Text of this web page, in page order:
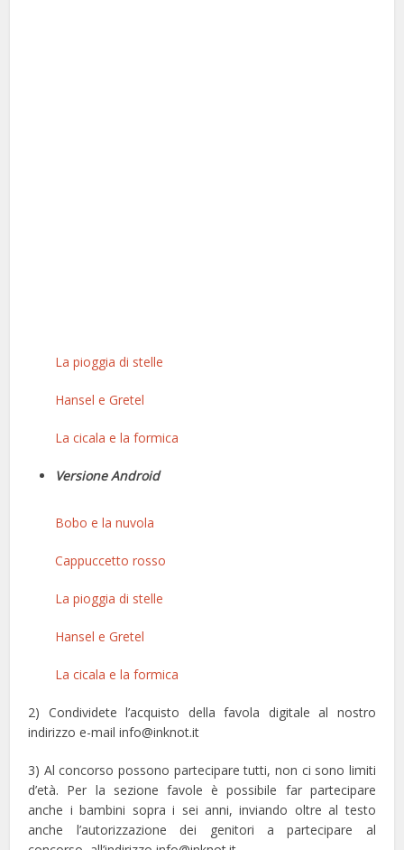
La pioggia di stelle
Hansel e Gretel
La cicala e la formica
Versione Android
Bobo e la nuvola
Cappuccetto rosso
La pioggia di stelle
Hansel e Gretel
La cicala e la formica
2) Condividete l’acquisto della favola digitale al nostro
indirizzo e-mail info@inknot.it
3) Al concorso possono partecipare tutti, non ci sono limiti
d’età. Per la sezione favole è possibile far partecipare
anche i bambini sopra i sei anni, inviando oltre al testo
anche l’autorizzazione dei genitori a partecipare al